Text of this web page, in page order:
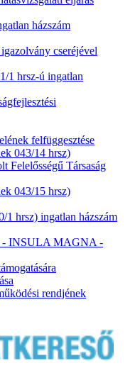
házszám
cseréjével
1 hrsz-ú ingatlan
felfüggesztése
043/14 hrsz)
Felelősségű Társaság
043/15 hrsz)
1 hrsz) ingatlan házszám
- INSULA MAGNA -
rendjének